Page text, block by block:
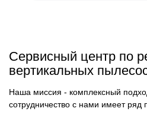
Сервисный центр по
вертикальных
Наша миссия - комплексный
сотрудничество с нами имеет ряд